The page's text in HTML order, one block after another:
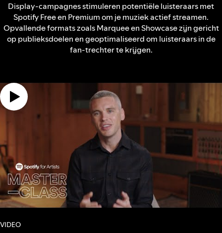
Display-campagnes stimuleren potentiële luisteraars met
Spotify Free en Premium om je muziek actief streamen.
Opvallende formats zoals Marquee en Showcase zijn gericht
op publieksdoelen en geoptimaliseerd om luisteraars in de
fan-trechter te krijgen.
VIDEO